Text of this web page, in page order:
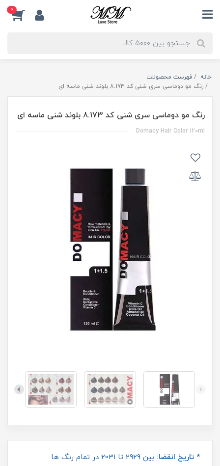
0
خانه
فهرست محصولات
رنگ مو دوماسی سری شنی کد 8.173 بلوند شنی ماسه ای
رنگ مو دوماسی سری شنی کد 8.173 بلوند شنی ماسه ای
Domacy Hair Color 120ml
* تاریخ انقضا:
بین 2929 تا 2031 در تمام رنگ ها